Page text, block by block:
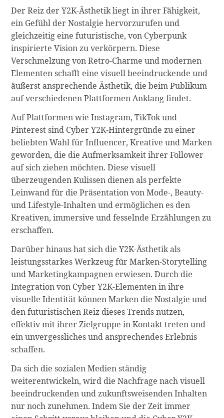
Der Reiz der Y2K-Ästhetik liegt in ihrer Fähigkeit,
ein Gefühl der Nostalgie hervorzurufen und
gleichzeitig eine futuristische, von Cyberpunk
inspirierte Vision zu verkörpern. Diese
Verschmelzung von Retro-Charme und modernen
Elementen schafft eine visuell beeindruckende und
äußerst ansprechende Ästhetik, die beim Publikum
auf verschiedenen Plattformen Anklang findet.
Auf Plattformen wie Instagram, TikTok und
Pinterest sind Cyber Y2K-Hintergründe zu einer
beliebten Wahl für Influencer, Kreative und Marken
geworden, die die Aufmerksamkeit ihrer Follower
auf sich ziehen möchten. Diese visuell
überzeugenden Kulissen dienen als perfekte
Leinwand für die Präsentation von Mode-, Beauty-
und Lifestyle-Inhalten und ermöglichen es den
Kreativen, immersive und fesselnde Erzählungen zu
erschaffen.
Darüber hinaus hat sich die Y2K-Ästhetik als
leistungsstarkes Werkzeug für Marken-Storytelling
und Marketingkampagnen erwiesen. Durch die
Integration von Cyber Y2K-Elementen in ihre
visuelle Identität können Marken die Nostalgie und
den futuristischen Reiz dieses Trends nutzen,
effektiv mit ihrer Zielgruppe in Kontakt treten und
ein unvergessliches und ansprechendes Erlebnis
schaffen.
Da sich die sozialen Medien ständig
weiterentwickeln, wird die Nachfrage nach visuell
beeindruckenden und zukunftsweisenden Inhalten
nur noch zunehmen. Indem Sie der Zeit immer